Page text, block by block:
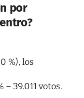
por
%), los
– 39.011 votos.